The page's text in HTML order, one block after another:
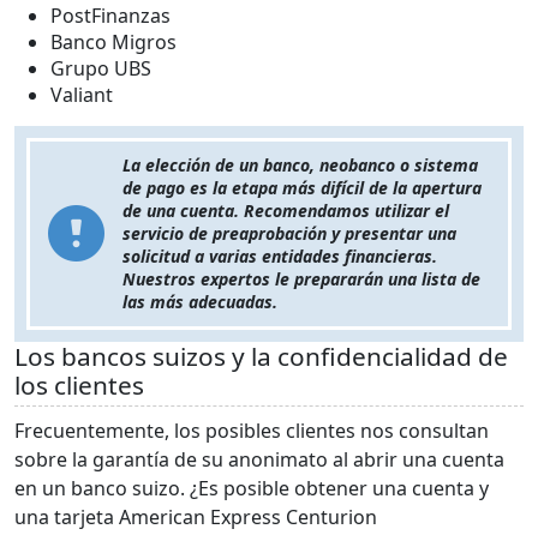
PostFinanzas
Banco Migros
Grupo UBS
Valiant
La elección de un banco, neobanco o sistema
de pago es la etapa más difícil de la apertura
de una cuenta. Recomendamos utilizar el
servicio de preaprobación y presentar una
solicitud a varias entidades financieras.
Nuestros expertos le prepararán una lista de
las más adecuadas.
Los bancos suizos y la confidencialidad de
los clientes
Frecuentemente, los posibles clientes nos consultan
sobre la garantía de su anonimato al abrir una cuenta
en un banco suizo. ¿Es posible obtener una cuenta y
una tarjeta American Express Centurion